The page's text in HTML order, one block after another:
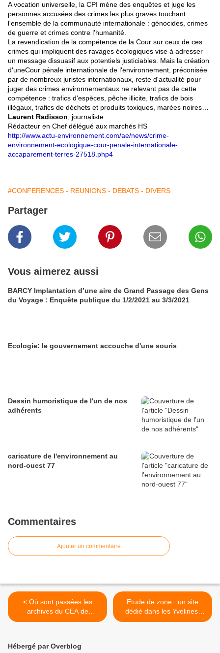
A vocation universelle, la CPI mène des enquêtes et juge les
personnes accusées des crimes les plus graves touchant
l'ensemble de la communauté internationale : génocides, crimes
de guerre et crimes contre l'humanité.
La revendication de la compétence de la Cour sur ceux de ces
crimes qui impliquent des ravages écologiques vise à adresser
un message dissuasif aux potentiels justiciables. Mais la création
d'uneCour pénale internationale de l'environnement, préconisée
par de nombreux juristes internationaux, reste d'actualité pour
juger des crimes environnementaux ne relevant pas de cette
compétence : trafics d'espèces, pêche illicite, trafics de bois
illégaux, trafics de déchets et produits toxiques, marées noires…
Laurent Radisson, journaliste
Rédacteur en Chef délégué aux marchés HS
http://www.actu-environnement.com/ae/news/crime-
environnement-ecologique-cour-penale-internationale-
accaparement-terres-27518.php4
#CONFERENCES - REUNIONS - DEBATS - DIVERS
Partager
Vous aimerez aussi
BARCY Implantation d’une aire de Grand Passage des Gens
du Voyage : Enquête publique du 1/2/2021 au 3/3/2021
Ecologie: le gouvernement accouche d'une souris
Dessin humoristique de l'un de nos
adhérents
caricature de l'environnement au
nord-ouest 77
Commentaires
Ajouter un commentaire
< Où sont passées les
archives du CEA de
Vaujours ?
Etude de zone : un site
dédié dans les Yvelines,
pas pour la Seine et Marne
Hébergé par Overblog